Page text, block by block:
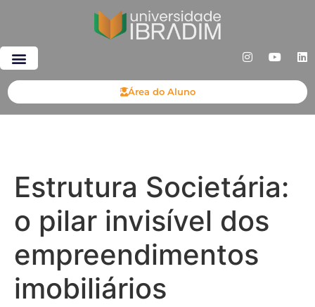
Área do Aluno
Estrutura Societária:
o pilar invisível dos
empreendimentos
imobiliários